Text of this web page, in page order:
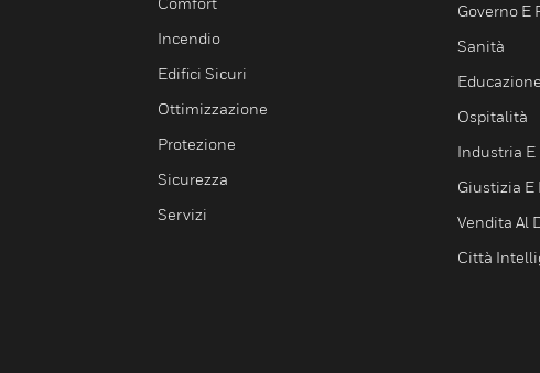
Incendio
Edifici Sicuri
Ottimizzazione
Protezione
Sicurezza
Servizi
Governo E
Sanità
Ospitalità
Industria E
Giustizia
Vendita Al
Città